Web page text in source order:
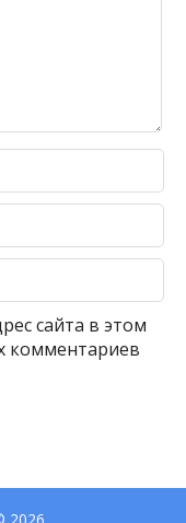
сайта в этом
комментариев